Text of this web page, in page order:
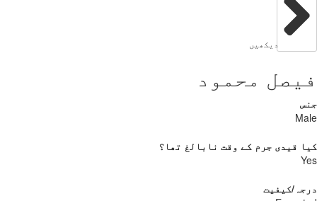
دیکھیں
محمود
قیدی جرم کے وقت نابالغ تھا؟
کیفیت